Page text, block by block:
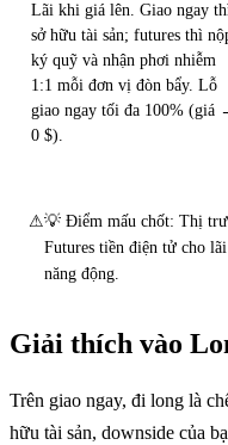
Lãi khi giá lên. Giao ngay
sở hữu tài sản; futures thì
ký quỹ và nhận phơi nhiễm
1:1 mỗi đơn vị đòn bẩy. Lỗ
giao ngay tối đa 100% (giá
0 $).
⚠💡 Điểm mấu chốt: Thị
Futures tiền điện tử cho
năng động.
Giải thích vào
Trên giao ngay, đi long là
hữu tài sản, downside của